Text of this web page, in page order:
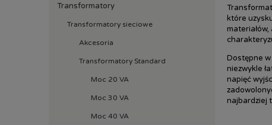
Transformatory
Transformatory sieciowe
Akcesoria
Transformatory Standard
Moc 20 VA
Moc 30 VA
Moc 40 VA
które
Dostępne
niezwykle
napięć
najbardziej